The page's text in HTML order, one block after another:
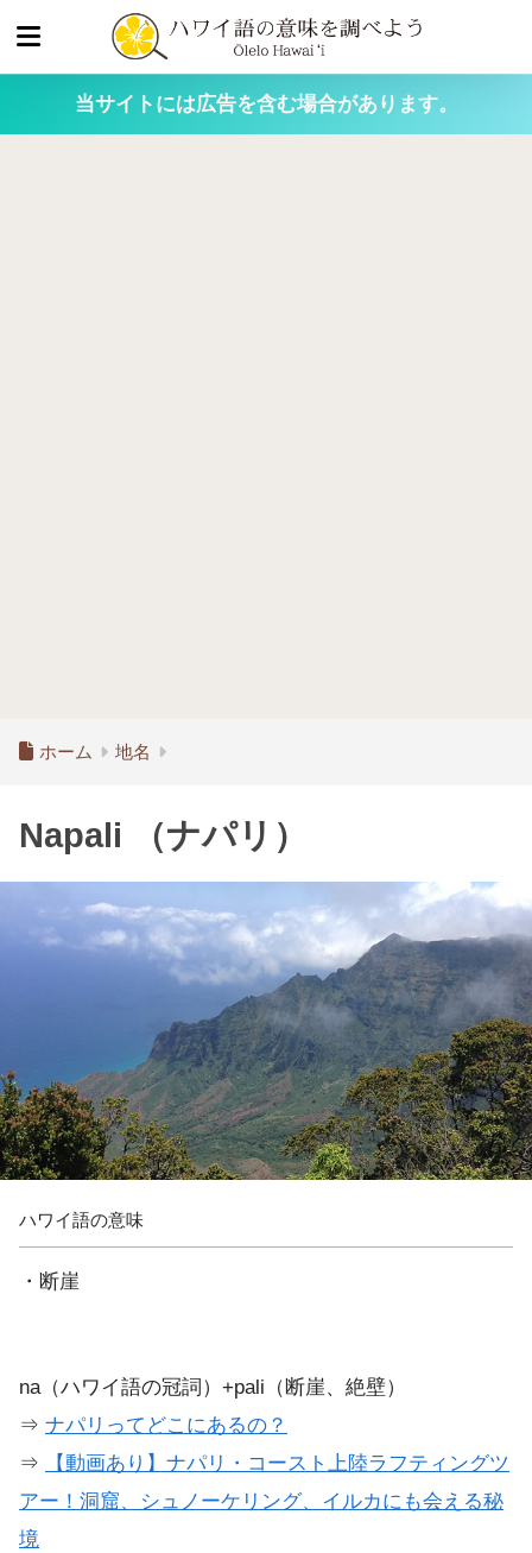
当サイトには広告を含む場合があります。
ホーム 地名
Napali （ナパリ）
ハワイ語の意味
・断崖
na（ハワイ語の冠詞）+pali（断崖、絶壁）
⇒ ナパリってどこにあるの？
⇒
【動画あり】ナパリ・コースト上陸ラフティングツ
アー！洞窟、シュノーケリング、イルカにも会える秘
境